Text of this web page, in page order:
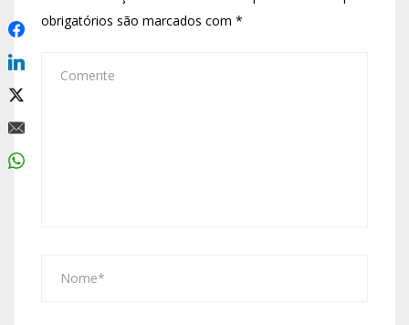
obrigatórios são marcados com *